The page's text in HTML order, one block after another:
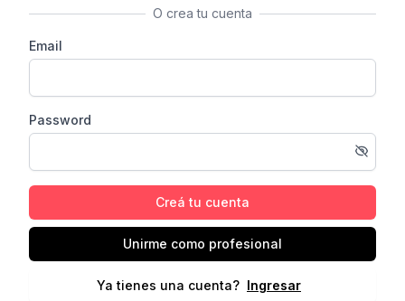
O crea tu cuenta
Email
Password
Creá tu cuenta
Unirme como profesional
Ya tienes una cuenta? Ingresar